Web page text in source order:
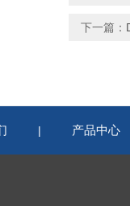
下一篇：
| 产品中心